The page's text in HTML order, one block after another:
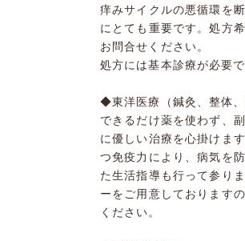
痒みサイクルの悪循環を
にとても重要です。処方
お問合せください。
処方には基本診療が必要で
◆東洋医療（鍼灸、整体
できるだけ薬を使わず、
に優しい治療を心掛けま
つ免疫力により、病気を
た生活指導も行って参り
ーをご用意しております
ください。